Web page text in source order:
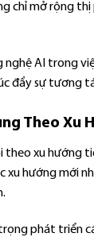
chỉ mở rộng
nghệ AI trong
đẩy sự tương
Theo Xu
theo xu hướng
xu hướng mới
phát triển